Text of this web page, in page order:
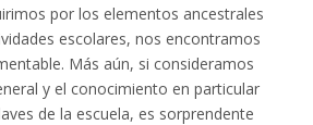
por los elementos ancestrales
escolares, nos encontramos
Más aún, si consideramos
y el conocimiento en particular
de la escuela, es sorprendente